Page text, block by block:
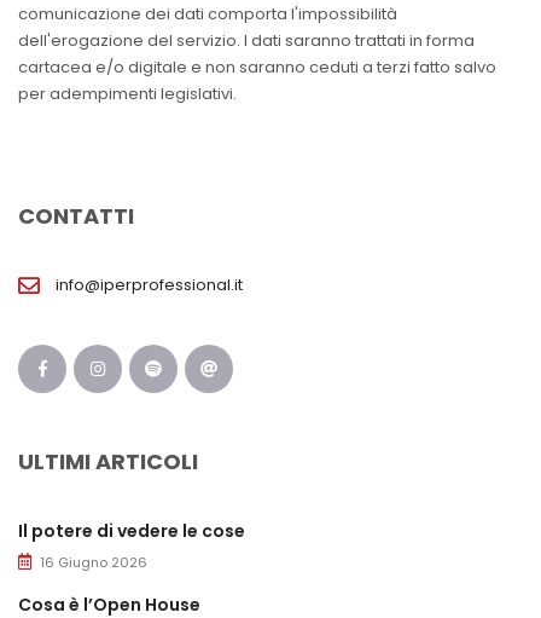
comunicazione dei dati comporta l'impossibilità
dell'erogazione del servizio. I dati saranno trattati in forma
cartacea e/o digitale e non saranno ceduti a terzi fatto salvo
per adempimenti legislativi.
CONTATTI
info@iperprofessional.it
ULTIMI ARTICOLI
Il potere di vedere le cose
16 Giugno 2026
Cosa è l’Open House